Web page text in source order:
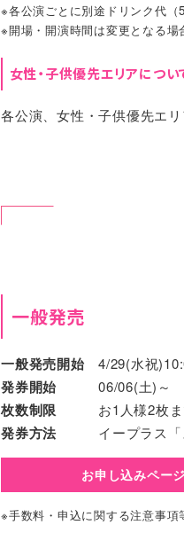
※各公演ごとに別途ドリンク代（
※開場・開演時間は変更となる場
女性・子供優先エリアについ
各公演、女性・子供優先エ
一般発売
一般発売開始 4/29(水祝
発券開始 06/06(土)～
枚数制限 お1人様2枚
発券方法 イープラス「
お申し込みページ
※手数料・申込に関する注意事項